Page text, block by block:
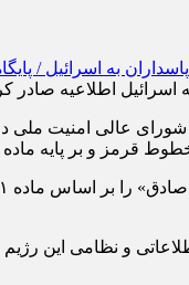
اطلاعیه صادر
شورای عالی امنیت ملی
ماده ۲ منشور ملل متحد بود».
اطلاعاتی و نظامی این